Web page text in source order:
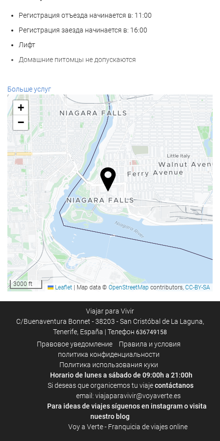
Регистрация отъезда начинается в: 11:00
Регистрация заезда начинается в: 16:00
Лифт
Домашние питомцы не допускаются
СПА-салон
Сауна
Фитнес-центр
Услуги ресепшн
Круглосуточная стойка регистрации
Камера хранения багажа
Еда и напитки
Ресторан à la carte
Бар
Бассейн
Досуг и семьи
Casino
Паркинг/стоянка
Паркинг/стоянка
Бизнес-услуги
Больше услуг
+
−
3000 ft Leaflet Map data © OpenStreetMap contributors, CC-BY-SA
Viajar para Vivir
C/Buenaventura Bonnet - 38203 - San Cristóbal de La Laguna,
Tenerife, España | Телефон 636749158
Правовое уведомление
Правила и условия
политика конфиденциальности
Политика использования куки
Horario de lunes a sábado de 09:00h a 21:00h
Si deseas que organicemos tu viajecontáctanos
email: viajaparavivir@voyaverte.es
Para ideas de viajes síguenos en instagramo visita
nuestro blog
Voy a Verte - Franquicia de viajes online